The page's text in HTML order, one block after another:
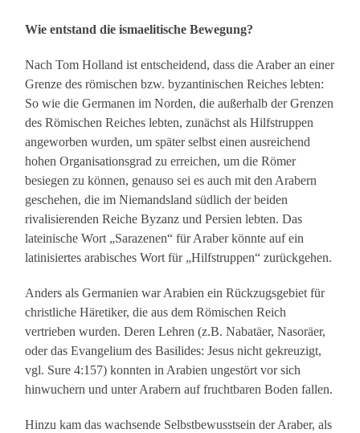
Wie entstand die ismaelitische Bewegung?
Nach Tom Holland ist entscheidend, dass die Araber an einer
Grenze des römischen bzw. byzantinischen Reiches lebten:
So wie die Germanen im Norden, die außerhalb der Grenzen
des Römischen Reiches lebten, zunächst als Hilfstruppen
angeworben wurden, um später selbst einen ausreichend
hohen Organisationsgrad zu erreichen, um die Römer
besiegen zu können, genauso sei es auch mit den Arabern
geschehen, die im Niemandsland südlich der beiden
rivalisierenden Reiche Byzanz und Persien lebten. Das
lateinische Wort „Sarazenen“ für Araber könnte auf ein
latinisiertes arabisches Wort für „Hilfstruppen“ zurückgehen.
Anders als Germanien war Arabien ein Rückzugsgebiet für
christliche Häretiker, die aus dem Römischen Reich
vertrieben wurden. Deren Lehren (z.B. Nabatäer, Nasoräer,
oder das Evangelium des Basilides: Jesus nicht gekreuzigt,
vgl. Sure 4:157) konnten in Arabien ungestört vor sich
hinwuchern und unter Arabern auf fruchtbaren Boden fallen.
Hinzu kam das wachsende Selbstbewusstsein der Araber, als